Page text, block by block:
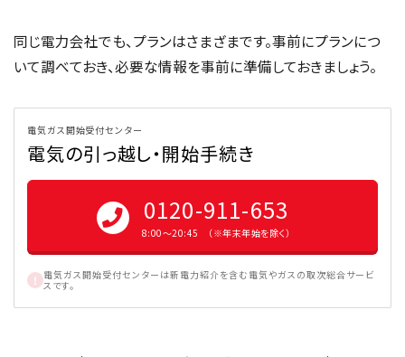
同じ電力会社でも、プランはさまざまです。事前にプランにつ
いて調べておき、必要な情報を事前に準備しておきましょう。
電気ガス開始受付センター
電気の引っ越し・開始手続き
0120-911-653
8:00〜20:45 （※年末年始を除く）
電気ガス開始受付センターは新電力紹介を含む電気やガスの取次総合サービ
スです。